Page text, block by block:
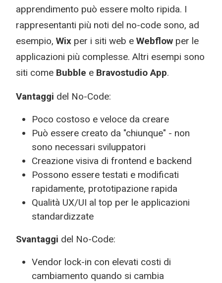
apprendimento può essere molto ripida. I
rappresentanti più noti del no-code sono, ad
esempio, Wix per i siti web e Webflow per le
applicazioni più complesse. Altri esempi sono
siti come Bubble e Bravostudio App.
Vantaggi del No-Code:
Poco costoso e veloce da creare
Può essere creato da "chiunque" - non
sono necessari sviluppatori
Creazione visiva di frontend e backend
Possono essere testati e modificati
rapidamente, prototipazione rapida
Qualità UX/UI al top per le applicazioni
standardizzate
Svantaggi del No-Code:
Vendor lock-in con elevati costi di
cambiamento quando si cambia